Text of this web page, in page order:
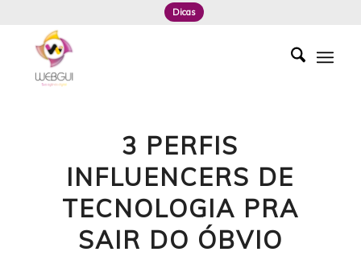
Dicas
3 PERFIS
INFLUENCERS DE
TECNOLOGIA PRA
SAIR DO ÓBVIO